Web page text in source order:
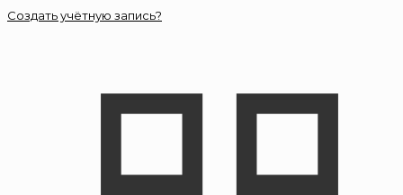
Создать учётную запись?